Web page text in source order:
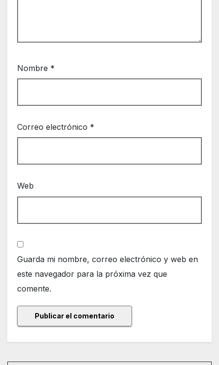
Nombre *
Correo electrónico *
Web
Guarda mi nombre, correo electrónico y web en
este navegador para la próxima vez que
comente.